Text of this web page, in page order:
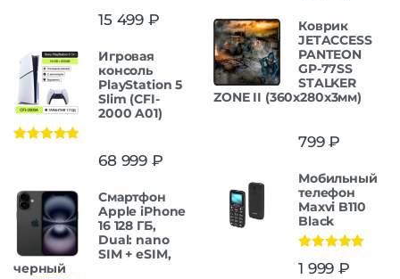
15 499 ₽
Игровая
консоль
PlayStation 5
Slim (CFI-
2000 A01)
68 999 ₽
Смартфон
Apple iPhone
16 128 ГБ,
Dual: nano
SIM + eSIM,
черный
Коврик
JETACCESS
PANTEON
GP-77SS
STALKER
ZONE II (360x280x3мм)
799₽
Мобильный
телефон
Maxvi B110
Black
из 5
1 999 ₽